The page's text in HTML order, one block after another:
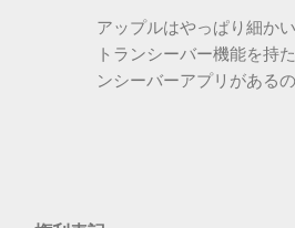
とかで
各端末
準備が
り。
アップルはやっぱり細か
トランシーバー機能を持
ンシーバーアプリがある
証ですが、おそらく同じ